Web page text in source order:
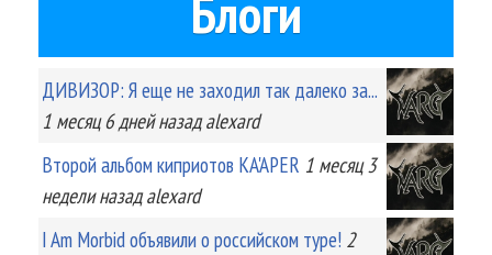
ДИВИЗОР: Я еще не заходил так далеко за...
1 месяц 6 днейназад alexard
Второй альбом киприотов KA'APER 1 месяц 3
неделиназад alexard
I Am Morbid объявили о российском туре! 2